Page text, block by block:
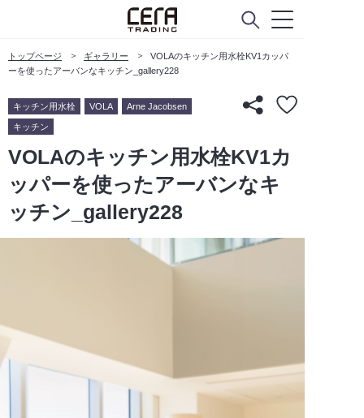
トップページ ギャラリー
VOLAのキッチン用水栓KV1カッパ
ーを使ったアーバンなキッチン_gallery228
キッチン用水栓 VOLA Arne Jacobsen
キッチン
VOLAのキッチン用水栓KV1カ
ッパーを使ったアーバンなキ
ッチン_gallery228